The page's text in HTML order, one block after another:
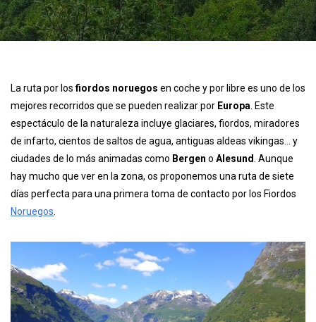
La ruta por losfiordos noruegos en coche y por libre es uno de los
mejores recorridos que se pueden realizar por Europa . Este
espectáculo de la naturaleza incluye glaciares, fiordos, miradores
de infarto, cientos de saltos de agua, antiguas aldeas vikingas… y
ciudades de lo más animadas como Bergen o Alesund . Aunque
hay mucho que ver en la zona, os proponemos una ruta de siete
días perfecta para una primera toma de contacto por los Fiordos
Noruegos